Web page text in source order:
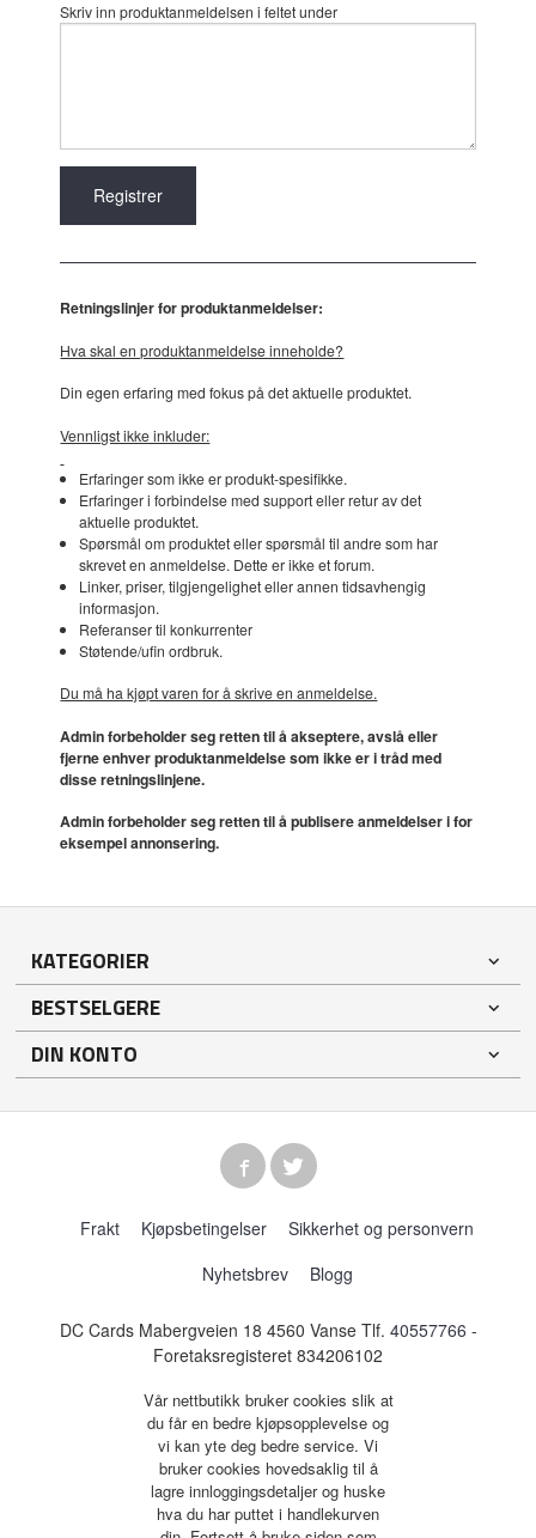
Skriv inn produktanmeldelsen i feltet under
Retningslinjer for produktanmeldelser:
Hva skal en produktanmeldelse inneholde?
Din egen erfaring med fokus på det aktuelle produktet.
Vennligst ikke inkluder:
Erfaringer som ikke er produkt-spesifikke.
Erfaringer i forbindelse med support eller retur av det
aktuelle produktet.
Spørsmål om produktet eller spørsmål til andre som har
skrevet en anmeldelse. Dette er ikke et forum.
Linker, priser, tilgjengelighet eller annen tidsavhengig
informasjon.
Referanser til konkurrenter
Støtende/ufin ordbruk.
Du må ha kjøpt varen for å skrive en anmeldelse.
Admin forbeholder seg retten til å akseptere, avslå eller
fjerne enhver produktanmeldelse som ikke er i tråd med
disse retningslinjene.
Admin forbeholder seg retten til å publisere anmeldelser i for
eksempel annonsering.
KATEGORIER
BESTSELGERE
DIN KONTO
Frakt Kjøpsbetingelser
Sikkerhet og personvern
Nyhetsbrev
Blogg
DC Cards Mabergveien 18 4560 Vanse Tlf. 40557766 -
Foretaksregisteret 834206102
Vår nettbutikk bruker cookies slik at
du får en bedre kjøpsopplevelse og
vi kan yte deg bedre service. Vi
bruker cookies hovedsaklig til å
lagre innloggingsdetaljer og huske
hva du har puttet i handlekurven